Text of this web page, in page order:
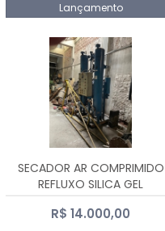
Lançamento
SECADOR AR COMPRIMIDO
REFLUXO SILICA GEL
R$ 14.000,00